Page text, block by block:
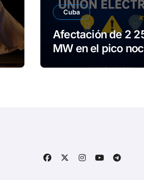
Cuba
Afectación de 2
MW en el pico